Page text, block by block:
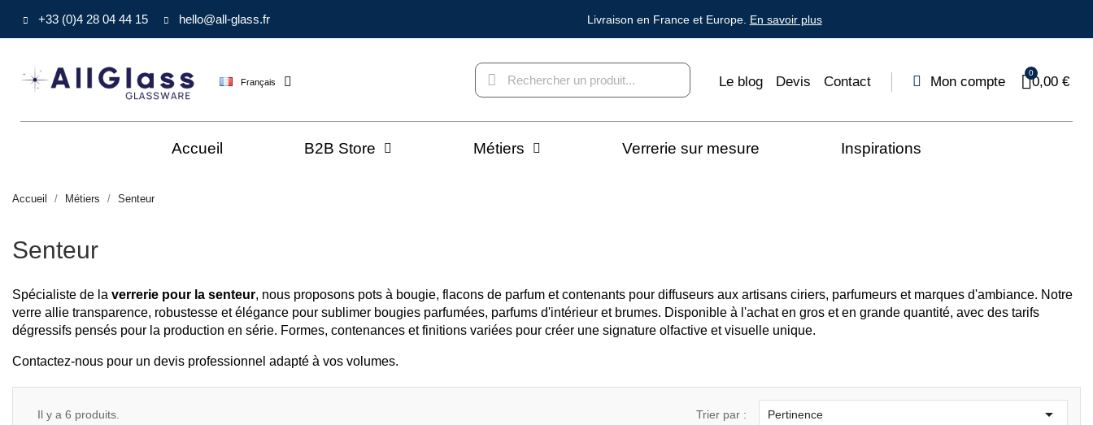
+33 (0)4 28 04 44 15 hello@all-glass.fr Livraison en France et Europe. En savoir plus
Français Le blog Devis Contact Mon compte 0,00 €
Accueil B2B Store Métiers Verrerie sur mesure Inspirations
Accueil Métiers Senteur
Senteur
Spécialiste de la verrerie pour la senteur, nous proposons pots à bougie, flacons de parfum et contenants pour diffuseurs aux artisans ciriers, parfumeurs et marques d'ambiance. Notre
verre allie transparence, robustesse et élégance pour sublimer bougies parfumées, parfums d'intérieur et brumes. Disponible à l'achat en gros et en grande quantité, avec des tarifs
dégressifs pensés pour la production en série. Formes, contenances et finitions variées pour créer une signature olfactive et visuelle unique.
Contactez-nous pour un devis professionnel adapté à vos volumes.
Il y a 6 produits. Trier par : Pertinence 